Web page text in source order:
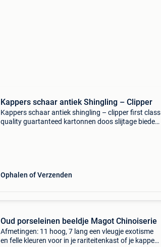
Kappers schaar antiek Shingling – Clipper
Kappers schaar antiek shingling – clipper first class
quality guartanteed kartonnen doos slijtage bieden
Ophalen of Verzenden
Oud porseleinen beeldje Magot Chinoiserie
Afmetingen: 11 hoog, 7 lang een vleugje exotisme
en felle kleuren voor in je rariteitenkast of je kapper!